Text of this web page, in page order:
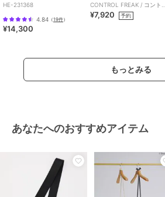
HE-231368
4.84 （19件）
¥14,300
CONTROL FREAK / コントロ
ールフリーク 別注 バッグ
¥7,920 予約
もっとみる
あなたへのおすすめアイテム